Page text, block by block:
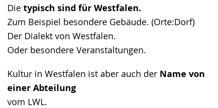
Die typisch sind für Westfalen.
Zum Beispiel besondere Gebäude. (Orte:Dorf)
Der Dialekt von Westfalen.
Oder besondere Veranstaltungen.
Kultur in Westfalen ist aber auch der Name von
einer Abteilung
vom LWL.